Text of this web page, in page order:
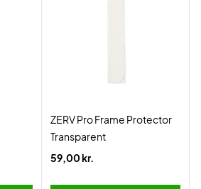
ZERV Pro Frame Protector
Transparent
59,00 kr.